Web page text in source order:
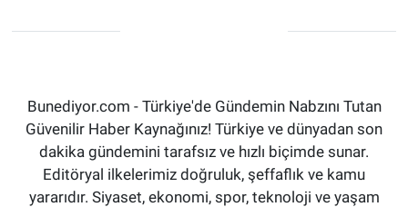
Bunediyor.com - Türkiye'de Gündemin Nabzını Tutan
Güvenilir Haber Kaynağınız! Türkiye ve dünyadan son
dakika gündemini tarafsız ve hızlı biçimde sunar.
Editöryal ilkelerimiz doğruluk, şeffaflık ve kamu
yararıdır. Siyaset, ekonomi, spor, teknoloji ve yaşam